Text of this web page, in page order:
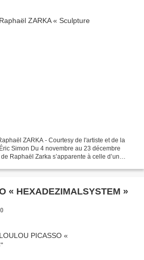
ZARKA - Courtesy de l'artiste et de la
Simon Du 4 novembre au 23 décembre
Raphaël Zarka s’apparente à celle d’un
« HEXADEZIMALSYSTEM »